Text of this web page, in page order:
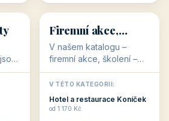
💼 31 objektů
Firemní akce,
školení
V našem katalogu –
firemní akce, školení –
jsou pro Vás připraveny
objekty, které mají
zkušenosti pořádat i
menší firemní akce a
V TÉTO KATEGORII:
Hotel a restaurace Koníček
od 1 170 Kč